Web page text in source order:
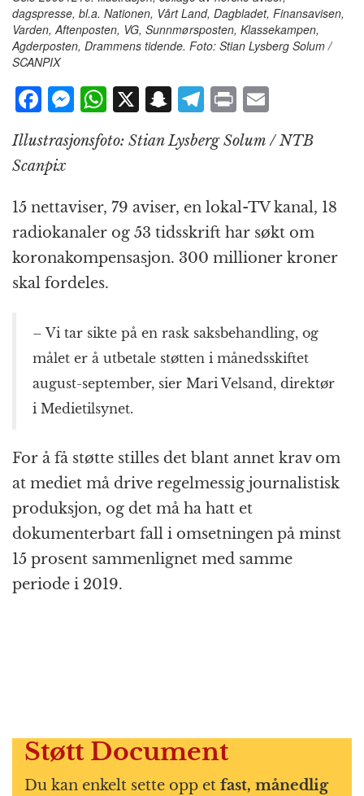
dagspresse, bl.a. Nationen, Vårt Land, Dagbladet, Finansavisen,
Varden, Aftenposten, VG, Sunnmørsposten, Klassekampen,
Agderposten, Drammens tidende. Foto: Stian Lysberg Solum /
SCANPIX
F
c
e
b
o
o
k
M
ss
n
g
e
r
W
at
A
p
p
X S
n
a
c
h
at
T
el
e
r
a
m
P
ri
n
m
ai
Illustrasjonsfoto: Stian Lysberg Solum / NTB
Scanpix
15 nettaviser, 79 aviser, en lokal-TV kanal, 18
radiokanaler og 53 tidsskrift har søkt om
koronakompensasjon. 300 millioner kroner
skal fordeles.
– Vi tar sikte på en rask saksbehandling, og
målet er å utbetale støtten i månedsskiftet
august-september, sier Mari Velsand, direktør
i Medietilsynet.
For å få støtte stilles det blant annet krav om
at mediet må drive regelmessig journalistisk
produksjon, og det må ha hatt et
dokumenterbart fall i omsetningen på minst
15 prosent sammenlignet med samme
periode i 2019.
Støtt Document
Du kan enkelt sette opp et fast, månedlig